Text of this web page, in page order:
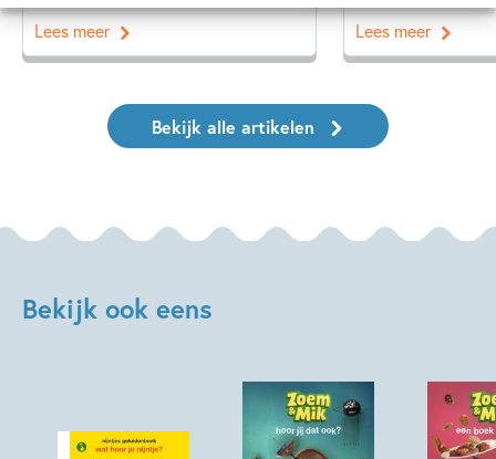
Lees meer Lees meer
Bekijk alle artikelen
Bekijk ook eens